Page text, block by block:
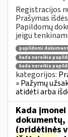
Registracijos
Prašymas
Papildomų
jeigu
papildomi
kada nereikia
kada nereikia
kategorijos:
» Pažymų
atidėti arba
Kada
(pridėtinės